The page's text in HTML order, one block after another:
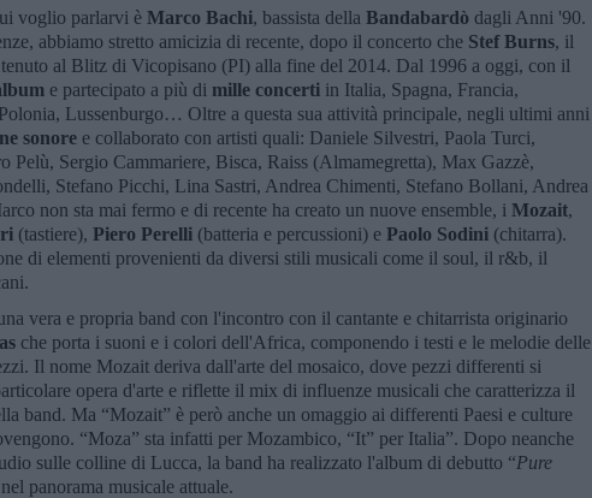
voglio parlarvi è Marco Bachi, bassista della Bandabardò dagli Anni '90.
abbiamo stretto amicizia di recente, dopo il concerto che Stef Burns, il
al Blitz di Vicopisano (PI) alla fine del 2014. Dal 1996 a oggi, con il
e partecipato a più di mille concerti in Italia, Spagna, Francia,
Lussenburgo… Oltre a questa sua attività principale, negli ultimi anni
sonore e collaborato con artisti quali: Daniele Silvestri, Paola Turci,
Pelù, Sergio Cammariere, Bisca, Raiss (Almamegretta), Max Gazzè,
Stefano Picchi, Lina Sastri, Andrea Chimenti, Stefano Bollani, Andrea
non sta mai fermo e di recente ha creato un nuove ensemble, i Mozait,
(tastiere), Piero Perelli (batteria e percussioni) e Paolo Sodini (chitarra).
di elementi provenienti da diversi stili musicali come il soul, il r&b, il
vera e propria band con l'incontro con il cantante e chitarrista originario
che porta i suoni e i colori dell'Africa, componendo i testi e le melodie delle
Il nome Mozait deriva dall'arte del mosaico, dove pezzi differenti si
opera d'arte e riflette il mix di influenze musicali che caratterizza il
band. Ma “Mozait” è però anche un omaggio ai differenti Paesi e culture
“Moza” sta infatti per Mozambico, “It” per Italia”. Dopo neanche
sulle colline di Lucca, la band ha realizzato l'album di debutto “Pure
panorama musicale attuale.